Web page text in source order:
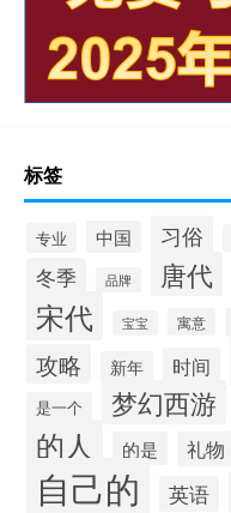
标签
专业 中国 习俗
冬季 品牌 唐代
宋代 宝宝 寓意
攻略 新年 时间
是一个 梦幻西游
的人 的是 礼物
自己的 英语